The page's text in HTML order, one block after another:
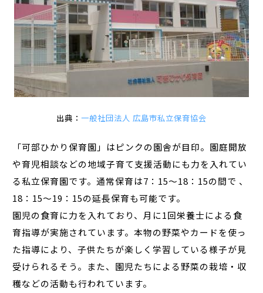
出典： 一般社団法人 広島市私立保育協会
「可部ひかり保育園」はピンクの園舎が目印。園庭開放
や育児相談などの地域子育て支援活動にも力を入れてい
る私立保育園です。通常保育は7：15～18：15の間で 、
18：15～19：15の延長保育も可能です。
園児の食育に力を入れており、月に1回栄養士による食
育指導が実施されています。本物の野菜やカードを使っ
た指導により、子供たちが楽しく学習している様子が見
受けられるそう。また、園児たちによる野菜の栽培・収
穫などの活動も行われています。